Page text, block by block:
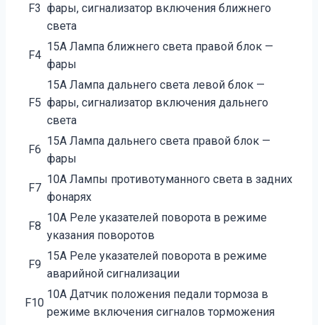
F3 фары, сигнализатор включения ближнего
света
F4
15А Лампа ближнего света правой блок —
фары
F5
15А Лампа дальнего света левой блок —
фары, сигнализатор включения дальнего
света
F6
15А Лампа дальнего света правой блок —
фары
F7
10А Лампы противотуманного света в задних
фонарях
F8
10А Реле указателей поворота в режиме
указания поворотов
F9
15А Реле указателей поворота в режиме
аварийной сигнализации
F10
10А Датчик положения педали тормоза в
режиме включения сигналов торможения